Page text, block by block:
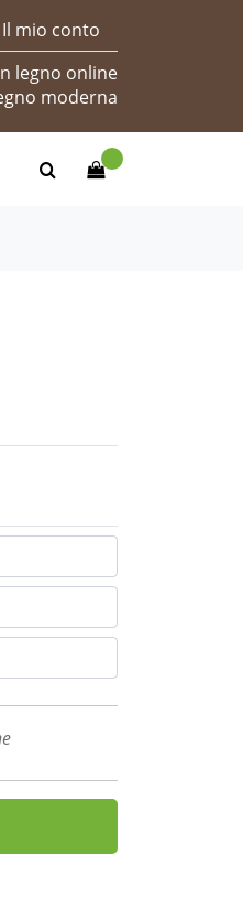
Il mio conto
legno online
moderna